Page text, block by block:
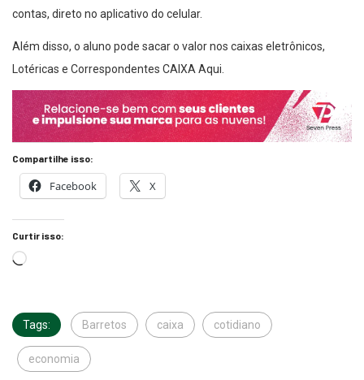
contas, direto no aplicativo do celular.
Além disso, o aluno pode sacar o valor nos caixas eletrônicos,
Lotéricas e Correspondentes CAIXA Aqui.
Compartilhe isso:
Facebook X
Curtir isso:
Tags: Barretos caixa cotidiano
economia